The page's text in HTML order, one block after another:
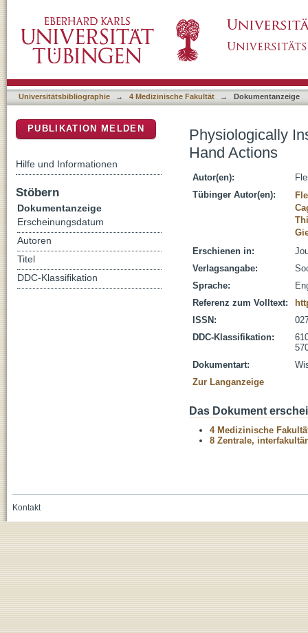
Universitätsbibliographie → 4 Medizinische Fakultät → Dokumentanzeige
Physiologically
Hand Actions
Autor(en):
Tübinger Autor(en):
Erschienen in:
Verlagsangabe:
Sprache:
Referenz zum Volltext:
ISSN:
DDC-Klassifikation:
Dokumentart:
Zur Langanzeige
Das Dokument
4 Medizinische
8 Zentrale,
PUBLIKATION MELDEN
Hilfe und Informationen
Stöbern
Dokumentanzeige
Erscheinungsdatum
Autoren
Titel
DDC-Klassifikation
Kontakt